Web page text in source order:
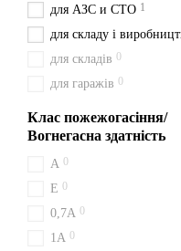
для АЗС и СТО 1
для складу і
для складів 0
для гаражів 0
Клас пожежогасіння/
Вогнегасна здатність
A 0
Е 0
0,7А 0
1A 0